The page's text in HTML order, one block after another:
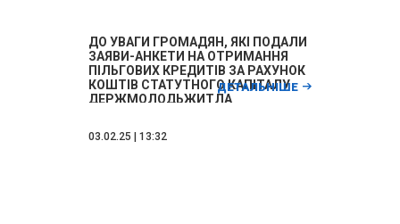
03.02.25 | 13:32
ДО УВАГИ ГРОМАДЯН, ЯКІ ПОДАЛИ
ЗАЯВИ-АНКЕТИ НА ОТРИМАННЯ
ПІЛЬГОВИХ КРЕДИТІВ ЗА РАХУНОК
КОШТІВ СТАТУТНОГО КАПІТАЛУ
ДЕРЖМОЛОДЬЖИТЛА
ДЕТАЛЬНІШЕ